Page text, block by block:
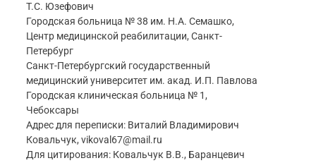
Т.С. Юзефович
Городская больница № 38 им. Н.А. Семашко,
Центр медицинской реабилитации, Санкт-
Петербург
Санкт-Петербургский государственный
медицинский университет им. акад. И.П. Павлова
Городская клиническая больница № 1,
Чебоксары
Адрес для переписки: Виталий Владимирович
Ковальчук, vikoval67@mail.ru
Для цитирования: Ковальчук В.В., Баранцевич